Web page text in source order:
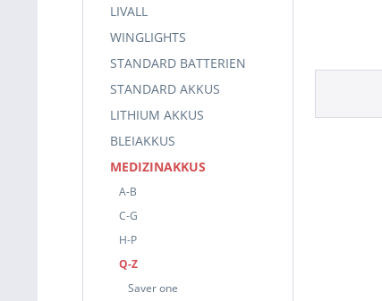
LIVALL
WINGLIGHTS
STANDARD BATTERIEN
STANDARD AKKUS
LITHIUM AKKUS
BLEIAKKUS
MEDIZINAKKUS
A-B
C-G
H-P
Q-Z
Saver one